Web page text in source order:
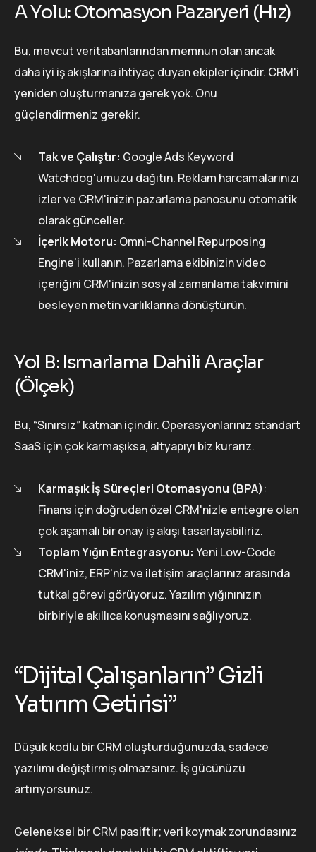
A Yolu: Otomasyon Pazaryeri (Hız)
Bu, mevcut veritabanlarından memnun olan ancak
daha iyi iş akışlarına ihtiyaç duyan ekipler içindir. CRM'i
yeniden oluşturmanıza gerek yok. Onu
güçlendirmeniz gerekir.
Tak ve Çalıştır: Google Ads Keyword
Watchdog'umuzu dağıtın. Reklam harcamalarınızı
izler ve CRM'inizin pazarlama panosunu otomatik
olarak günceller.
İçerik Motoru: Omni-Channel Repurposing
Engine'i kullanın. Pazarlama ekibinizin video
içeriğini CRM'inizin sosyal zamanlama takvimini
besleyen metin varlıklarına dönüştürün.
Yol B: Ismarlama Dahili Araçlar
(Ölçek)
Bu, “Sınırsız” katman içindir. Operasyonlarınız standart
SaaS için çok karmaşıksa, altyapıyı biz kurarız.
Karmaşık İş Süreçleri Otomasyonu (BPA):
Finans için doğrudan özel CRM'nizle entegre olan
çok aşamalı bir onay iş akışı tasarlayabiliriz.
Toplam Yığın Entegrasyonu: Yeni Low-Code
CRM'iniz, ERP'niz ve iletişim araçlarınız arasında
tutkal görevi görüyoruz. Yazılım yığınınızın
birbiriyle akıllıca konuşmasını sağlıyoruz.
“Dijital Çalışanların” Gizli
Yatırım Getirisi”
Düşük kodlu bir CRM oluşturduğunuzda, sadece
yazılımı değiştirmiş olmazsınız. İş gücünüzü
artırıyorsunuz.
Geleneksel bir CRM pasiftir; veri koymak zorundasınız